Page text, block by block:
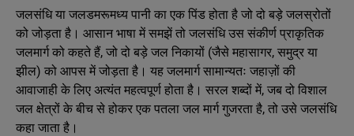
जलसंधि या जलडमरूमध्य पानी का एक पिंड होता है जो दो बड़े जलस्रोतों
को जोड़ता है। आसान भाषा में समझें तो जलसंधि उस संकीर्ण प्राकृतिक
जलमार्ग को कहते हैं, जो दो बड़े जल निकायों (जैसे महासागर, समुद्र या
झील) को आपस में जोड़ता है। यह जलमार्ग सामान्यतः जहाज़ों की
आवाजाही के लिए अत्यंत महत्वपूर्ण होता है। सरल शब्दों में, जब दो विशाल
जल क्षेत्रों के बीच से होकर एक पतला जल मार्ग गुजरता है, तो उसे जलसंधि
कहा जाता है।